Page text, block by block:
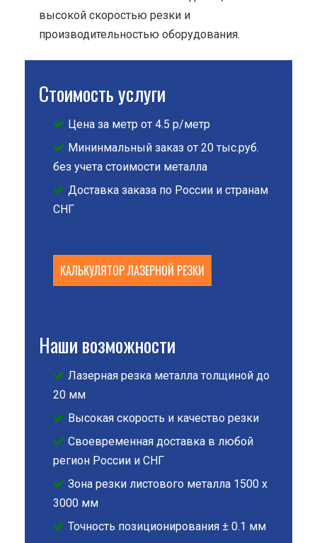
высокой скоростью резки и
производительностью оборудования.
Стоимость услуги
Цена за метр от 4.5 р/метр
Мининмальный заказ от 20 тыс.руб.
без учета стоимости металла
Доставка заказа по России и странам
СНГ
КАЛЬКУЛЯТОР ЛАЗЕРНОЙ РЕЗКИ
Наши возможности
Лазерная резка металла толщиной до
20 мм
Высокая скорость и качество резки
Своевременная доставка в любой
регион России и СНГ
Зона резки листового металла 1500 х
3000 мм
Точность позиционирования ± 0.1 мм